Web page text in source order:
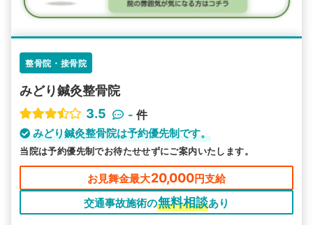
整骨院・接骨院
みどり鍼灸整骨院
3.5
- 件
みどり鍼灸整骨院は予約優先制です。
当院は予約優先制でお待たせせずにご案内いたします。
お見舞金最大20,000円支給
交通事故施術の無料相談あり